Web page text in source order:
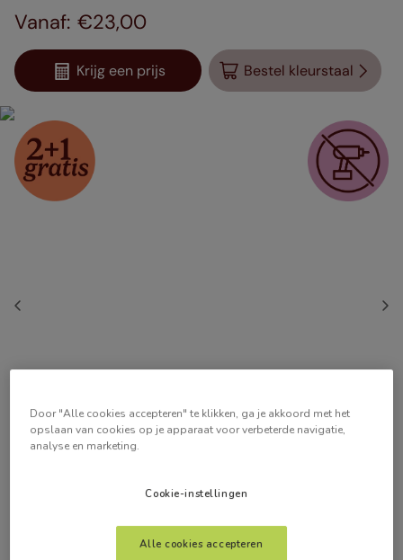
€23,00
Krijg een prijs Bestel kleurstaal
Door "Alle cookies accepteren" te klikken, ga je akkoord met het
opslaan van cookies op je apparaat voor verbeterde navigatie,
analyse en marketing.
Cookie-instellingen
Alle cookies accepteren